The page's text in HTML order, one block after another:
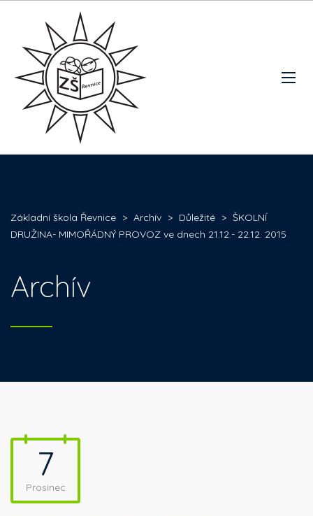
Základní škola Řevnice > Archív > Důležité > ŠKOLNÍ
DRUŽINA- MIMOŘÁDNÝ PROVOZ ve dnech 21.12.- 22.12. 2015
Archív
7
Prosinec